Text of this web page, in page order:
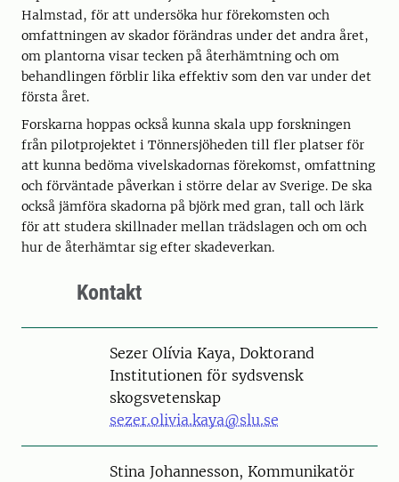
Halmstad, för att undersöka hur förekomsten och
omfattningen av skador förändras under det andra året,
om plantorna visar tecken på återhämtning och om
behandlingen förblir lika effektiv som den var under det
första året.
Forskarna hoppas också kunna skala upp forskningen
från pilotprojektet i Tönnersjöheden till fler platser för
att kunna bedöma vivelskadornas förekomst, omfattning
och förväntade påverkan i större delar av Sverige. De ska
också jämföra skadorna på björk med gran, tall och lärk
för att studera skillnader mellan trädslagen och om och
hur de återhämtar sig efter skadeverkan.
Kontakt
PersonSezer Olívia Kaya, Doktorand
Institutionen för sydsvensk
skogsvetenskap
sezer.olivia.kaya@slu.se
PersonStina Johannesson, Kommunikatör